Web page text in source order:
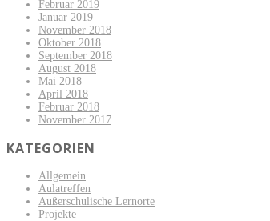
Februar 2019
Januar 2019
November 2018
Oktober 2018
September 2018
August 2018
Mai 2018
April 2018
Februar 2018
November 2017
KATEGORIEN
Allgemein
Aulatreffen
Außerschulische Lernorte
Projekte